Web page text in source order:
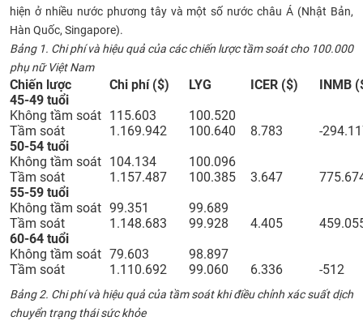
hiện ở nhiều nước phương tây và một số nước châu Á (Nhật Bản,
Hàn Quốc, Singapore).
Bảng 1. Chi phí và hiệu quả của các chiến lược tầm soát cho 100.000
phụ nữ Việt Nam
Chiến lược Chi phí ($) LYG ICER ($)
INMB
45-49 tuổi
Không tầm soát 115.603
100.520
Tầm soát
1.169.942 100.640 8.783
-
50-54 tuổi
Không tầm soát 104.134
100.096
Tầm soát
1.157.487 100.385 3.647
55-59 tuổi
Không tầm soát 99.351
99.689
Tầm soát
1.148.683 99.928 4.405
60-64 tuổi
Không tầm soát 79.603
98.897
Tầm soát
1.110.692 99.060 6.336 -512
Bảng 2. Chi phí và hiệu quả của tầm soát khi điều chỉnh xác suất dịch
chuyển trạng thái sức khỏe